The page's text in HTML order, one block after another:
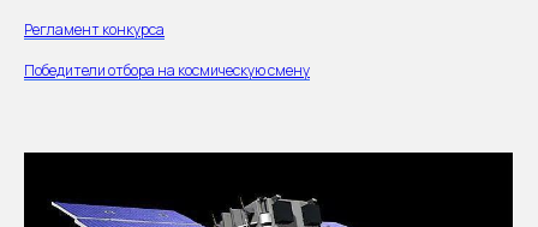
Регламент конкурса
Победители отбора на космическую смену